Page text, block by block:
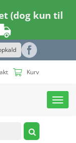
(dog kun til
Kurv